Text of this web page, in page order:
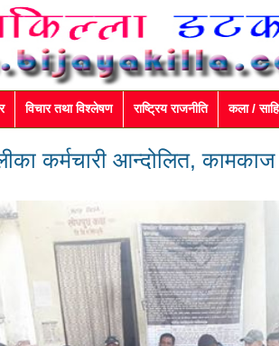
विचार तथा विश्लेषण राष्ट्रिय राजनीति कला /
कर्मचारी आन्दोलित, कामकाज